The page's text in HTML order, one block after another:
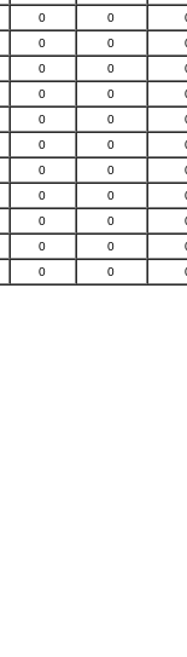
0 0
0 0
0 0
0 0
0 0
0 0
0 0
0 0
0 0
0 0
0 0